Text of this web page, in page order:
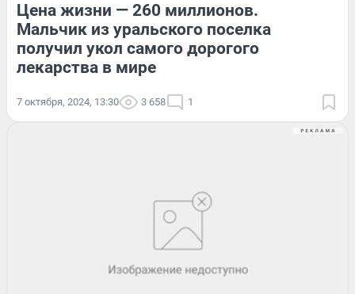
Цена жизни — 260 миллионов.
Мальчик из уральского поселка
получил укол самого дорогого
лекарства в мире
7 октября, 2024, 13:30 3 658 1